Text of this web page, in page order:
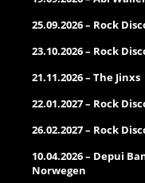
25.09.2026 – Rock
23.10.2026 – Rock
21.11.2026 – The Jinxs
22.01.2027 – Rock
26.02.2027 – Rock
10.04.2026 – Depui
Norwegen